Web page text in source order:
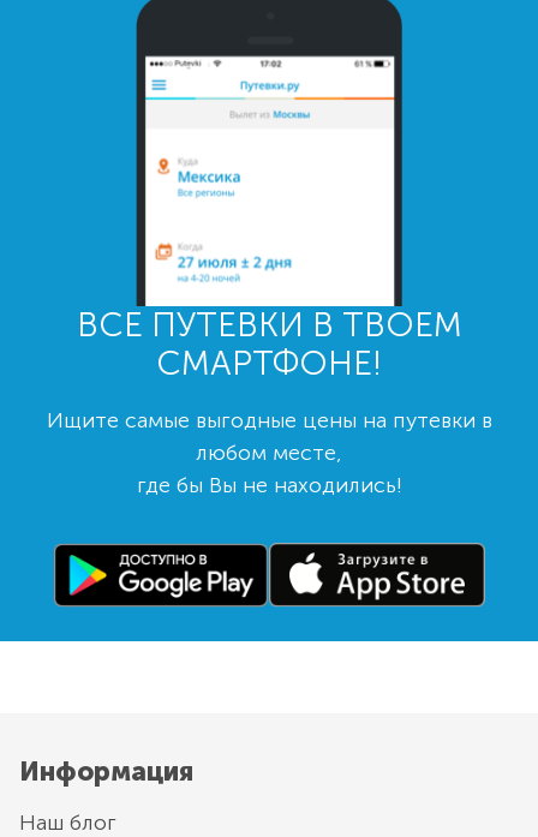
ВСЕ ПУТЕВКИ В ТВОЕМ
СМАРТФОНЕ!
Ищите самые выгодные цены на путевки в
любом месте,
где бы Вы не находились!
Информация
Наш блог